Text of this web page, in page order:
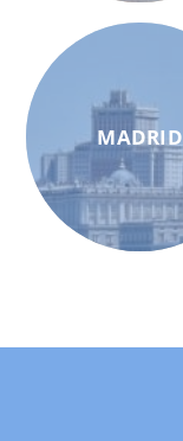
MADRID